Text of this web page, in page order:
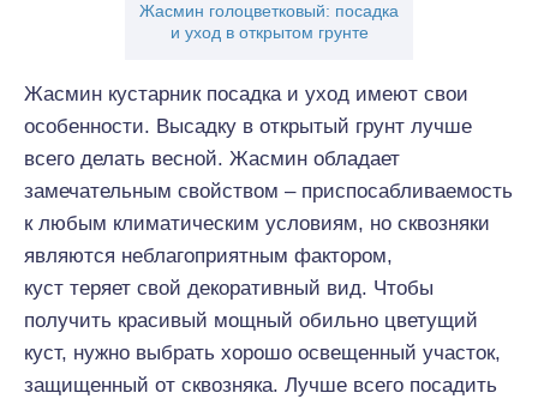
Жасмин голоцветковый: посадка
и уход в открытом грунте
Жасмин кустарник посадка и уход имеют свои
особенности. Высадку в открытый грунт лучше
всего делать весной. Жасмин обладает
замечательным свойством – приспосабливаемость
к любым климатическим условиям, но сквозняки
являются неблагоприятным фактором,
куст теряет свой декоративный вид. Чтобы
получить красивый мощный обильно цветущий
куст, нужно выбрать хорошо освещенный участок,
защищенный от сквозняка. Лучше всего посадить